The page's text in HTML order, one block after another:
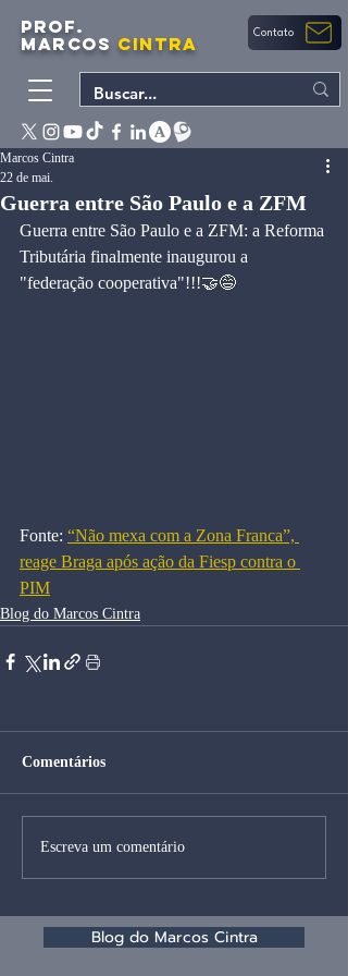
PROF.
MARCOS CINTRA Contato
Guerra entre São Paulo e a ZFM
Marcos Cintra
22 de mai.
Guerra entre São Paulo e a ZFM: a Reforma
Tributária finalmente inaugurou a
"federação cooperativa"!!!🤝😅
Fonte: “Não mexa com a Zona Franca”,
reage Braga após ação da Fiesp contra o
PIM
Blog do Marcos Cintra
Comentários
Escreva um comentário
Blog do Marcos Cintra